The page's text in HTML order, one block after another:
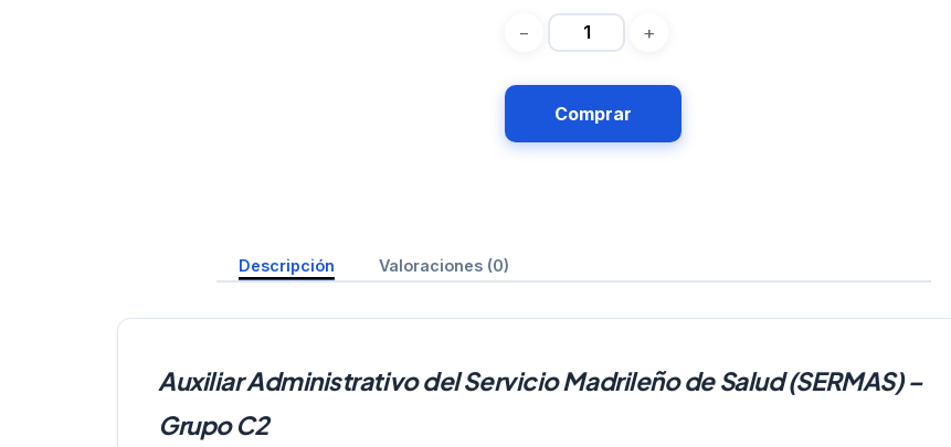
Comprar
Descripción Valoraciones (0)
Auxiliar Administrativo del Servicio Madrileño de Salud (SERMAS) –
Grupo C2